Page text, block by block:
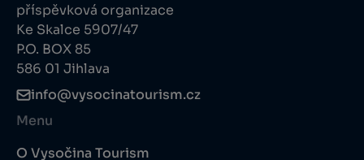
příspěvková organizace
Ke Skalce 5907/47
P.O. BOX 85
586 01 Jihlava
info@vysocinatourism.cz
Menu
O Vysočina Tourism